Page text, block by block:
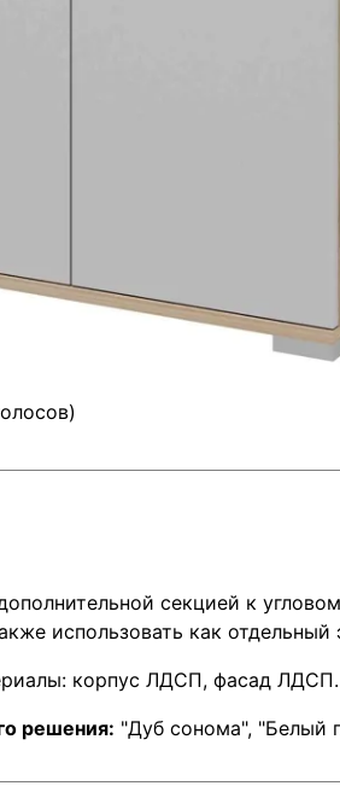
секцией к
использовать как отдельный
корпус ЛДСП, фасад ЛДСП.
решения: "Дуб сонома", "Белый